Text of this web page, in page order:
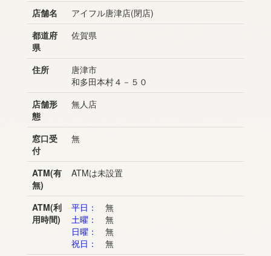
店舗名
アイフル唐津店(閉店)
都道府
県
佐賀県
住所
唐津市
和多田本村４－５０
店舗形
態
無人店
窓口受
付
無
ATM(有
無)
ATMは未設置
ATM(利
用時間)
平日：
無
土曜：
無
日曜：
無
祝日：
無